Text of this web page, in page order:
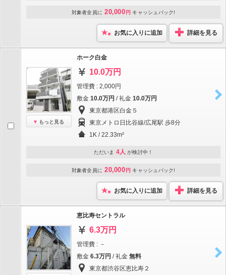
対象者全員に 20,000 円 キャッシュバック!
お気に入りに追加 詳細を見る
もっと見る
ホーク白金
10.0万円
管理費 : 2,000円
敷金 10.0万円 / 礼金 10.0万円
東京都港区白金５
東京メトロ日比谷線/広尾駅 歩8分
1K / 22.33m²
ただいま 4人 が検討中！
対象者全員に 20,000 円 キャッシュバック!
お気に入りに追加 詳細を見る
恵比寿セントラル
6.3万円
管理費 : －
敷金 6.3万円 / 礼金 無料
東京都渋谷区恵比寿２